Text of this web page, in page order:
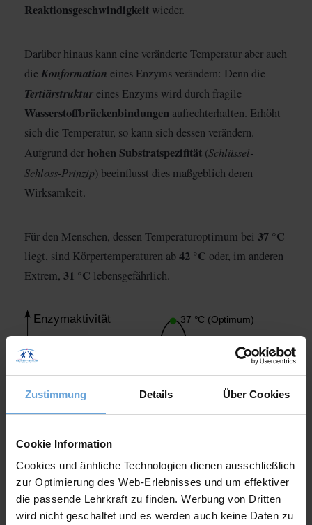
Zustimmung Details Über Cookies
Cookie Information
Cookies und änhliche Technologien dienen ausschließlich
zur Optimierung des Web-Erlebnisses und um effektiver
die passende Lehrkraft zu finden. Werbung von Dritten
wird nicht geschaltet und es werden auch keine Daten zu
Reaktionsgeschwindigkeit wieder.
Darüber hinaus kann eine veränderte Temperatur aber auch
die Konformation eines Enzyms verändern: Denn die
Tertiärstruktureines Enzyms wird durch fragile
Wasserstoffbrückenbindungen aufrechterhalten. Erhöht
sich die Temperatur, so kann sich dessen verändern.
Aufgrund der hohen Substratspezifität (Schlüssel-
Schloss-Prinzip) beeinflusst dies maßgeblich deren
Wirksamkeit.
Für den Menschen, dessen Temperaturoptimum bei 37 °C
liegt, sind Körpertemperaturen ab42 °C oder, im anderen
Extrem, 31 °C lebensgefährlich.